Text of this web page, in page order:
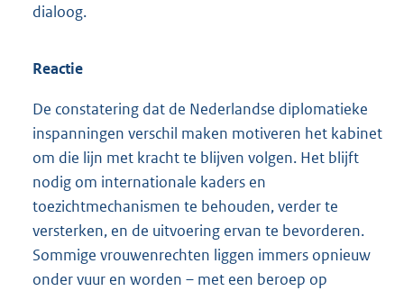
dialoog.
Reactie
De constatering dat de Nederlandse diplomatieke
inspanningen verschil maken motiveren het kabinet
om die lijn met kracht te blijven volgen. Het blijft
nodig om internationale kaders en
toezichtmechanismen te behouden, verder te
versterken, en de uitvoering ervan te bevorderen.
Sommige vrouwenrechten liggen immers opnieuw
onder vuur en worden – met een beroep op